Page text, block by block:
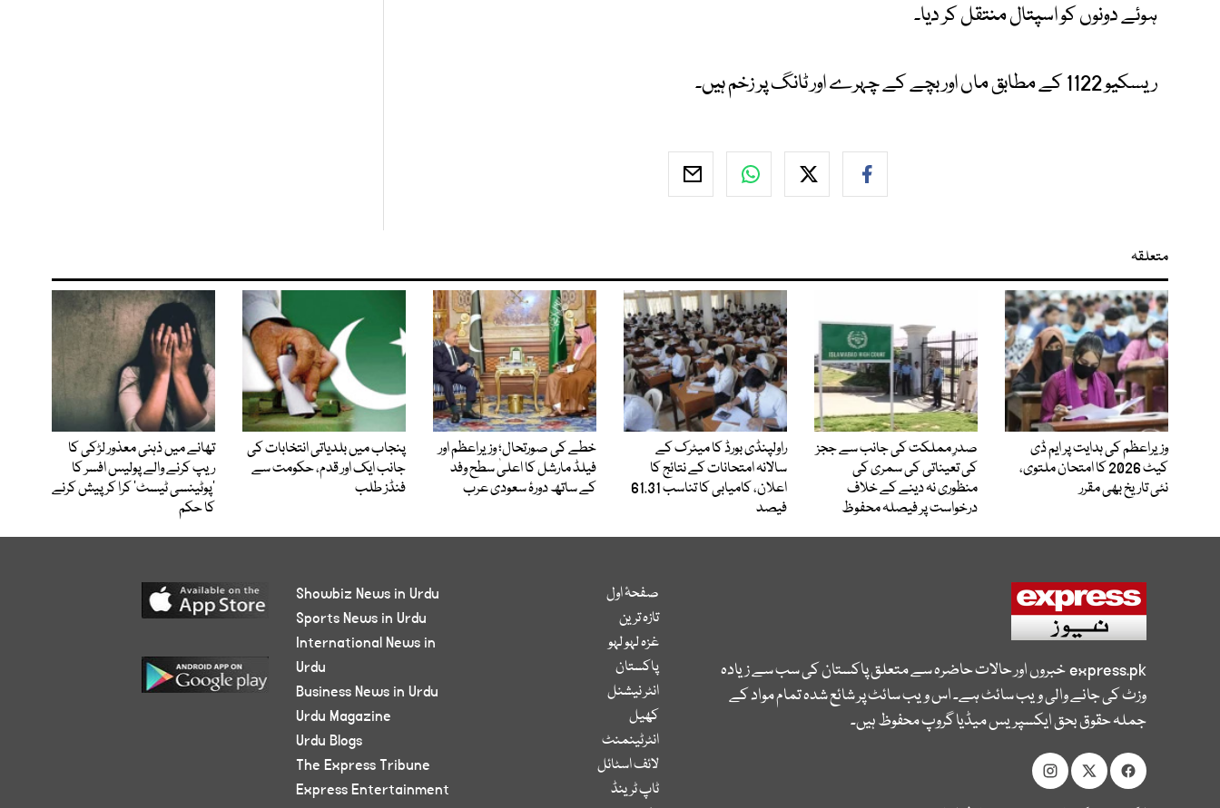
ہوئے دونوں کو اسپتال منتقل کر دیا۔
ریسکیو 1122 کے مطابق ماں اور بچے کے چہرے اور ٹانگ پر زخم ہیں۔
متعلقہ
وزیراعظم کی ہدایت پر ایم ڈی
کیٹ 2026 کا امتحان ملتوی،
نئی تاریخ بھی مقرر
صدرِ مملکت کی جانب سے ججز
کی تعیناتی کی سمری کی
منظوری نہ دینے کے خلاف
درخواست پر فیصلہ محفوظ
راولپنڈی بورڈ کا میٹرک کے
سالانہ امتحانات کے نتائج کا
اعلان، کامیابی کا تناسب 61.31
فیصد
خطے کی صورتحال؛ وزیراعظم اور
فیلڈ مارشل کا اعلیٰ سطح وفد
کے ساتھ دورۂ سعودی عرب
پنجاب میں بلدیاتی انتخابات کی
جانب ایک اور قدم، حکومت سے
فنڈز طلب
تھانے میں ذہنی معذور لڑکی کا
ریپ کرنے والے پولیس افسر کا
’پوٹینسی ٹیسٹ‘ کرا کر پیش کرنے
کا حکم
express.pkخبروں اور حالات حاضرہ سے متعلق پاکستان کی سب سے زیادہ
وزٹ کی جانے والی ویب سائٹ ہے۔ اس ویب سائٹ پر شائع شدہ تمام مواد کے
جملہ حقوق بحق ایکسپریس میڈیا گروپ محفوظ ہیں۔
صفحۂ اول
تازہ ترین
غزہ لہو لہو
پاکستان
انٹر نیشنل
کھیل
انٹرٹینمنٹ
لائف اسٹائل
ٹاپ ٹرینڈ
Showbiz News in Urdu
Sports News in Urdu
International News in
Urdu
Business News in Urdu
Urdu Magazine
Urdu Blogs
The Express Tribune
Express Entertainment